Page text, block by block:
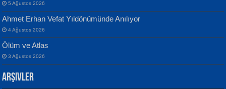
EKREM KARABABA
İsmail Aydos
İnkisar...
5 Ağustos 2026
Ahmet Erhan Vefat Yıldönümünde Anılıyor
4 Ağustos 2026
Ölüm ve Atlas
3 Ağustos 2026
Arşivler